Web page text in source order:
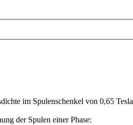
im Spulenschenkel von 0,65 Tesla
der Spulen einer Phase: